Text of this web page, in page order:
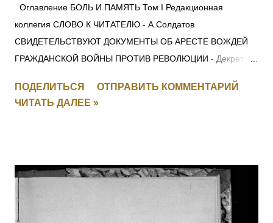
Оглавление БОЛЬ И ПАМЯТЬ Том I Редакционная
коллегия СЛОВО К ЧИТАТЕЛЮ - А.Солдатов
СВИДЕТЕЛЬСТВУЮТ ДОКУМЕНТЫ ОБ АРЕСТЕ ВОЖДЕЙ
ГРАЖДАНСКОЙ ВОЙНЫ ПРОТИВ РЕВОЛЮЦИИ - Декрет
Постановление СНК 5 сентября 1918 г. ЛЕНИН —
МОЛОТОВУ: для членов Политбюро ОБ ОСОБОМ
ИЛИ СОВЕРШЕНИИ ТЕРРОРИСТИЧЕСКИХ АКТОВ -
Постановление Президиума ЦИК СССР 1 декабря 1934 г. О
ВНЕСЕНИИ ИЗМЕНЕНИЙ В ДЕЙСТВУЮЩИЕ УГОЛОВНО-
ПОДЕЛИТЬСЯ
ОТПРАВИТЬ КОММЕНТАРИЙ
ЧИТАТЬ ДАЛЕЕ »